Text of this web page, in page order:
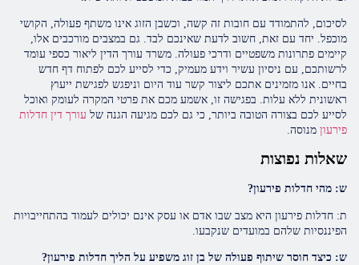
לסיכום, להתמודד עם חובות זה קשה, וכשבן הזוג אינו משתף פעולה, הקושי
מוכפל. יחד עם זאת, חשוב לדעת שאינכם לבד. גם במצבים מורכבים אלו,
קיימים פתרונות משפטיים ודרכי פעולה. משרד עורך הדין ליאור כספי עומד
לרשותכם, עם ניסיון עשיר וידע מעמיק, כדי לסייע לכם לפתוח דף חדש
בחיים. אנו מזמינים אתכם ליצור קשר עוד היום וניפגש לפגישת ייעוץ
ראשונית ללא עלות. בפגישה זו, אשמע מכם את פרטי המקרה לעומק ואוכל
לסייע לכם בצורה הטובה ביותר, כי גם לכם מגיעה הגנה של עורך דין חדלות
פירעון מנוסה.
שאלות נפוצות
ש: מהי חדלות פירעון?
ת: חדלות פירעון היא מצב שבו אדם או עסק אינם יכולים לעמוד בהתחייבויות
הפיננסיות שלהם במועדים שנקבעו.
ש: כיצד חוסר שיתוף פעולה של בן זוג משפיע על הליך חדלות פירעון?